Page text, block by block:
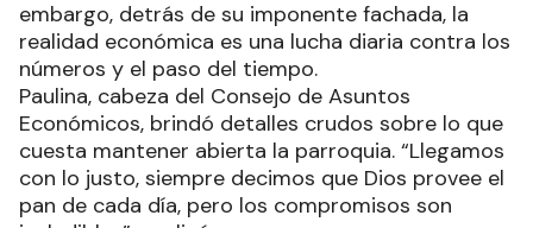
embargo, detrás de su imponente fachada, la
realidad económica es una lucha diaria contra los
números y el paso del tiempo.
Paulina, cabeza del Consejo de Asuntos
Económicos, brindó detalles crudos sobre lo que
cuesta mantener abierta la parroquia. “Llegamos
con lo justo, siempre decimos que Dios provee el
pan de cada día, pero los compromisos son